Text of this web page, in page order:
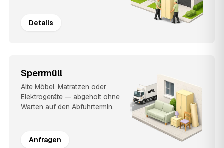
Details
Sperrmüll
Alte Möbel, Matratzen oder
Elektrogeräte — abgeholt ohne
Warten auf den Abfuhrtermin.
Anfragen